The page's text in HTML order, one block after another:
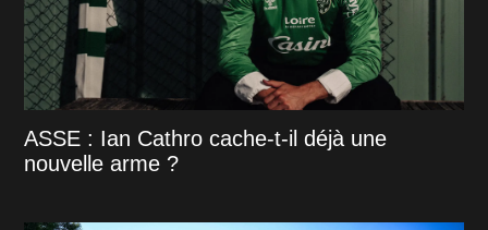
ASSE : Ian Cathro cache-t-il déjà une
nouvelle arme ?